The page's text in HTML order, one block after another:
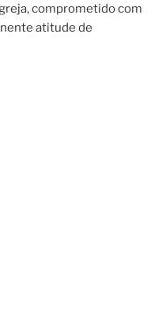
comprometido com
atitude de